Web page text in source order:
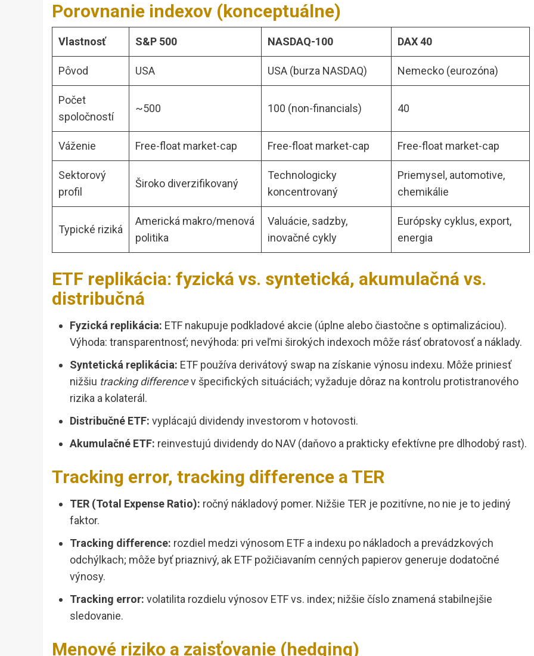
Porovnanie indexov (konceptuálne)
Vlastnosť S&P 500 NASDAQ-100 DAX 40
Pôvod USA USA (burza NASDAQ) Nemecko (eurozóna)
Počet
spoločností
~500 100 (non-financials) 40
Váženie Free-float market-cap Free-float market-cap Free-float market-cap
Sektorový
profil
Široko diverzifikovaný
Technologicky
koncentrovaný
Priemysel, automotive,
chemikálie
Typické riziká
Americká makro/menová
politika
Valuácie, sadzby,
inovačné cykly
Európsky cyklus, export,
energia
ETF replikácia: fyzická vs. syntetická, akumulačná vs.
distribučná
Fyzická replikácia: ETF nakupuje podkladové akcie (úplne alebo čiastočne s optimalizáciou).
Výhoda: transparentnosť; nevýhoda: pri veľmi širokých indexoch môže rásť obratovosť a náklady.
Syntetická replikácia: ETF používa derivátový swap na získanie výnosu indexu. Môže priniesť
nižšiu tracking differencev špecifických situáciách; vyžaduje dôraz na kontrolu protistranového
rizika a kolaterál.
Distribučné ETF: vyplácajú dividendy investorom v hotovosti.
Akumulačné ETF: reinvestujú dividendy do NAV (daňovo a prakticky efektívne pre dlhodobý rast).
Tracking error, tracking difference a TER
TER (Total Expense Ratio): ročný nákladový pomer. Nižšie TER je pozitívne, no nie je to jediný
faktor.
Tracking difference: rozdiel medzi výnosom ETF a indexu po nákladoch a prevádzkových
odchýlkach; môže byť priaznivý, ak ETF požičiavaním cenných papierov generuje dodatočné
výnosy.
Tracking error: volatilita rozdielu výnosov ETF vs. index; nižšie číslo znamená stabilnejšie
sledovanie.
Menové riziko a zaisťovanie (hedging)